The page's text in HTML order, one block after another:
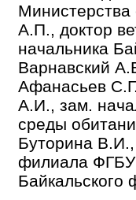
Министерства
А.П., доктор
начальника
Варнавский
Афанасьев
А.И., зам.
среды
Буторина В.И.,
филиала ФГБУ